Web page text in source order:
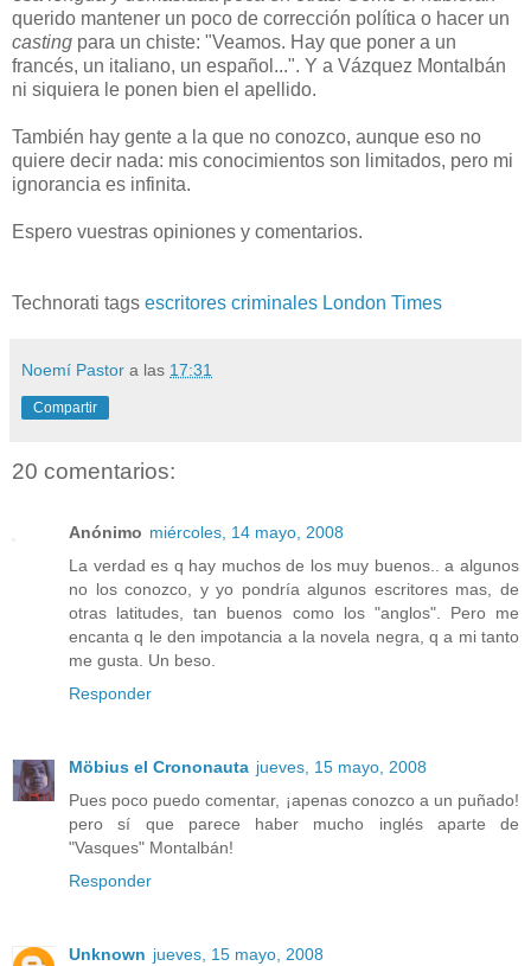
querido mantener un poco de corrección política o hacer un
casting para un chiste: "Veamos. Hay que poner a un
francés, un italiano, un español...". Y a Vázquez Montalbán
ni siquiera le ponen bien el apellido.
También hay gente a la que no conozco, aunque eso no
quiere decir nada: mis conocimientos son limitados, pero mi
ignorancia es infinita.
Espero vuestras opiniones y comentarios.
Technorati tags escritores criminales London Times
Noemí Pastor a las 17:31
Compartir
20 comentarios:
Anónimo miércoles, 14 mayo, 2008
La verdad es q hay muchos de los muy buenos.. a algunos
no los conozco, y yo pondría algunos escritores mas, de
otras latitudes, tan buenos como los "anglos". Pero me
encanta q le den impotancia a la novela negra, q a mi tanto
me gusta. Un beso.
Responder
Möbius el Crononauta jueves, 15 mayo, 2008
Pues poco puedo comentar, ¡apenas conozco a un puñado!
pero sí que parece haber mucho inglés aparte de
"Vasques" Montalbán!
Responder
Unknown jueves, 15 mayo, 2008